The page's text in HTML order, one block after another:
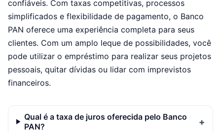
confiáveis. Com taxas competitivas, processos
simplificados e flexibilidade de pagamento, o Banco
PAN oferece uma experiência completa para seus
clientes. Com um amplo leque de possibilidades, você
pode utilizar o empréstimo para realizar seus projetos
pessoais, quitar dívidas ou lidar com imprevistos
financeiros.
Qual é a taxa de juros oferecida pelo Banco
PAN?